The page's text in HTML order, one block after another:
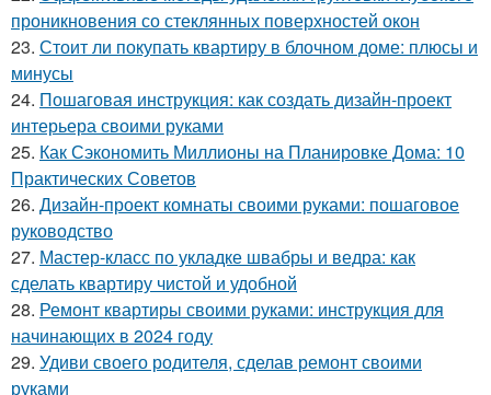
проникновения со стеклянных поверхностей окон
23. Стоит ли покупать квартиру в блочном доме: плюсы и
минусы
24. Пошаговая инструкция: как создать дизайн-проект
интерьера своими руками
25. Как Сэкономить Миллионы на Планировке Дома: 10
Практических Советов
26. Дизайн-проект комнаты своими руками: пошаговое
руководство
27. Мастер-класс по укладке швабры и ведра: как
сделать квартиру чистой и удобной
28. Ремонт квартиры своими руками: инструкция для
начинающих в 2024 году
29. Удиви своего родителя, сделав ремонт своими
руками